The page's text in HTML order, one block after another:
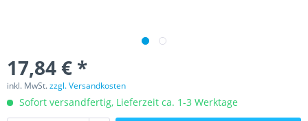
17,84 € *
inkl. MwSt.zzgl. Versandkosten
Sofort versandfertig, Lieferzeit ca. 1-3 Werktage